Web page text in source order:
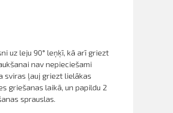
uz leju 90° leņķī, kā arī griezt
nav nepieciešami
sviras ļauj griezt lielākas
griešanas laikā, un papildu 2
sprauslas.